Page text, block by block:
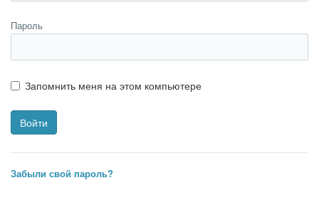
Пароль
Запомнить меня на этом компьютере
Забыли свой пароль?